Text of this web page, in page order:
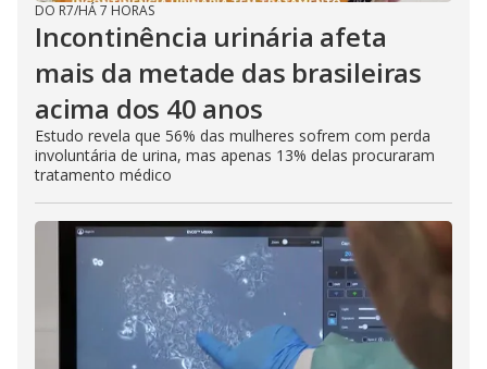
DO R7/HÁ 7 HORAS
Incontinência urinária afeta
mais da metade das brasileiras
acima dos 40 anos
Estudo revela que 56% das mulheres sofrem com perda
involuntária de urina, mas apenas 13% delas procuraram
tratamento médico